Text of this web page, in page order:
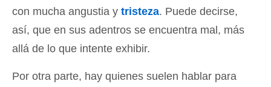
con mucha angustia y tristeza. Puede decirse,
así, que en sus adentros se encuentra mal, más
allá de lo que intente exhibir.
Por otra parte, hay quienes suelen hablar para